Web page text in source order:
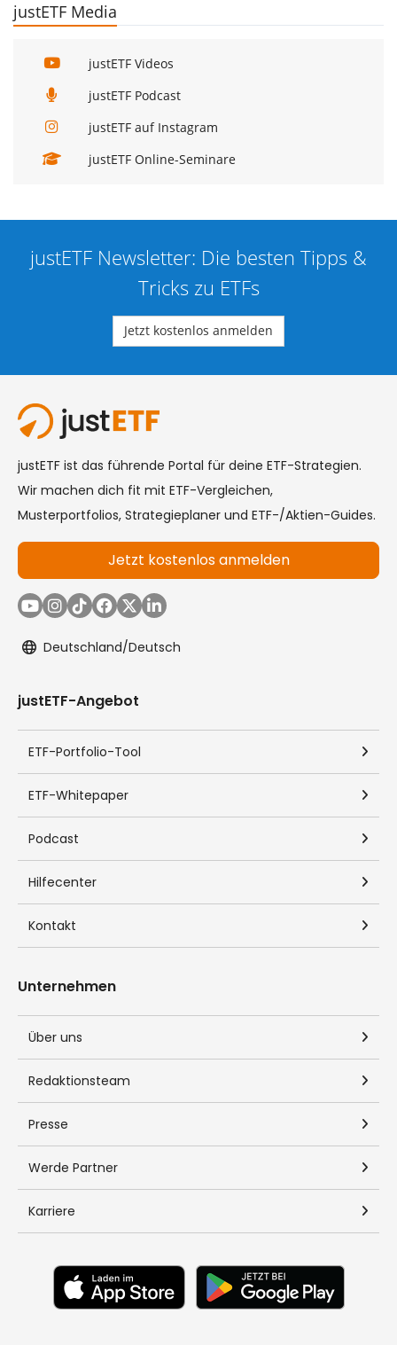
justETF Media
justETF Videos
justETF Podcast
justETF auf Instagram
justETF Online-Seminare
justETF Newsletter: Die besten Tipps &
Tricks zu ETFs
Jetzt kostenlos anmelden